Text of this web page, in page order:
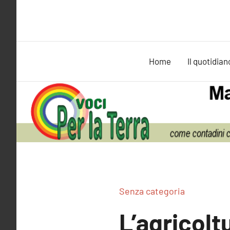
Home Il
Senza categoria